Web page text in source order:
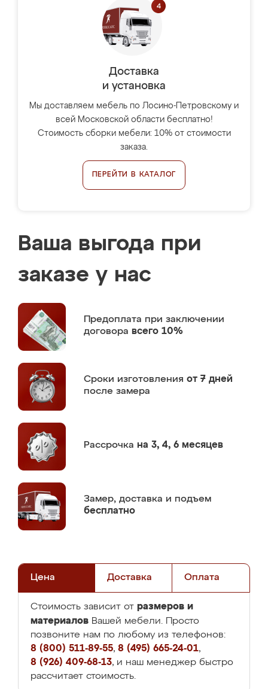
Доставка
и установка
Мы доставляем мебель по Лосино-Петровскому и
всей Московской области бесплатно!
Стоимость сборки мебели: 10% от стоимости
заказа.
ПЕРЕЙТИ В КАТАЛОГ
Ваша выгода при
заказе у нас
Предоплата при заключении
договора всего 10%
Сроки изготовления от 7 дней
после замера
Рассрочка на 3, 4, 6 месяцев
Замер, доставка и подъем
бесплатно
Цена Доставка Оплата
Стоимость зависит от размеров и
материалов Вашей мебели. Просто
позвоните нам по любому из телефонов:
8 (800) 511-89-55, 8 (495) 665-24-01,
8 (926) 409-68-13, и наш менеджер быстро
рассчитает стоимость.